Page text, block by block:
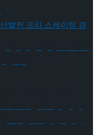
원-황정율-허지유-
파견선수 선발전
파견선수 선발전
제’
대회 남자 싱글김현
국 선수 전원 입상